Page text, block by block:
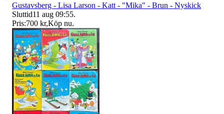
Gustavsberg - Lisa Larson - Katt - "Mika" - Brun - Nyskick
Sluttid11 aug 09:55.
Pris:700 kr,Köp nu.